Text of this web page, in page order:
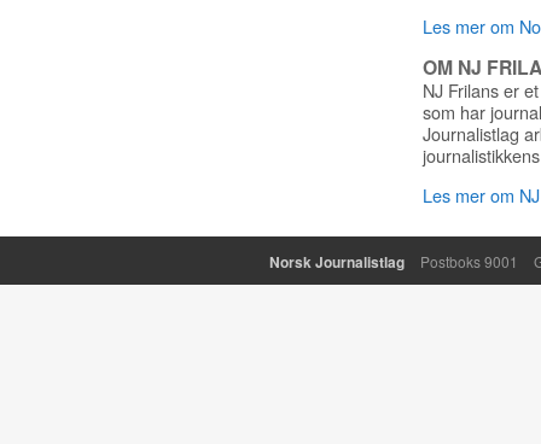
Les mer om
OM NJ
NJ Frilans er
som har
Journalistlag
Les mer om
Norsk Journalistlag Postboks 9001